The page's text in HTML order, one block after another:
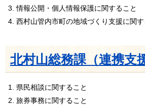
情報公開・個人情報保護に関すること
西村山管内市町の地域づくり支援に関す
北村山総務課（連携支
県民相談に関すること
旅券事務に関すること